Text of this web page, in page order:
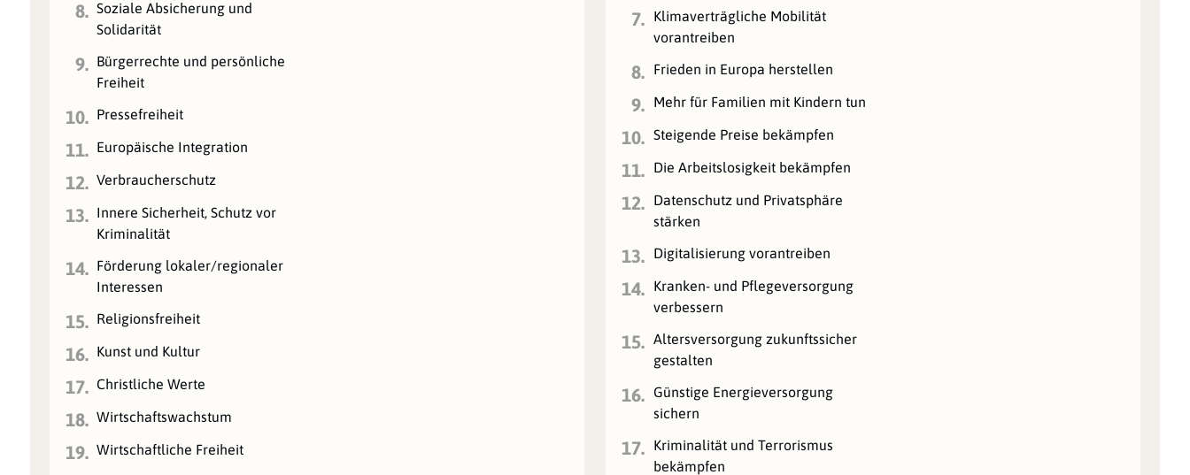
8. Soziale Absicherung und
Solidarität
9. Bürgerrechte und persönliche
Freiheit
10. Pressefreiheit
11. Europäische Integration
12. Verbraucherschutz
13. Innere Sicherheit, Schutz vor
Kriminalität
14. Förderung lokaler/regionaler
Interessen
15. Religionsfreiheit
16. Kunst und Kultur
17. Christliche Werte
18. Wirtschaftswachstum
19. Wirtschaftliche Freiheit
7.
Klimaverträgliche Mobilität
vorantreiben
8. Frieden in Europa herstellen
9. Mehr für Familien mit Kindern tun
10. Steigende Preise bekämpfen
11. Die Arbeitslosigkeit bekämpfen
12.
Datenschutz und Privatsphäre
stärken
13. Digitalisierung vorantreiben
14.
Kranken- und Pflegeversorgung
verbessern
15.
Altersversorgung zukunftssicher
gestalten
16.
Günstige Energieversorgung
sichern
17.
Kriminalität und Terrorismus
bekämpfen